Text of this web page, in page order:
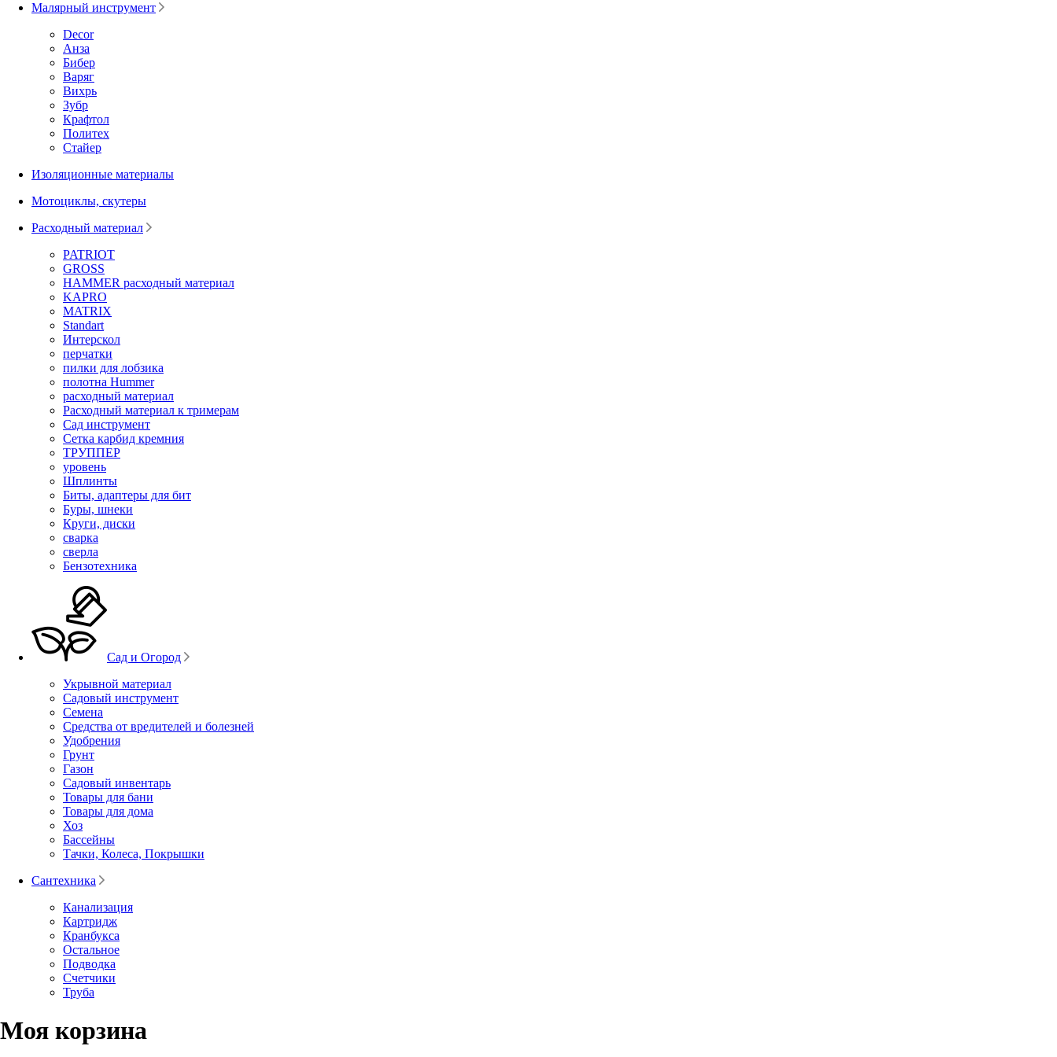
Малярный инструмент
Decor
Анза
Бибер
Варяг
Вихрь
Зубр
Крафтол
Политех
Стайер
Изоляционные материалы
Мотоциклы, скутеры
Расходный материал
PATRIOT
GROSS
HAMMER расходный материал
KAPRO
MATRIX
Standart
Интерскол
перчатки
пилки для лобзика
полотна Hummer
расходный материал
Расходный материал к тримерам
Сад инструмент
Сетка карбид кремния
ТРУППЕР
уровень
Шплинты
Биты, адаптеры для бит
Буры, шнеки
Круги, диски
сварка
сверла
Бензотехника
Сад и Огород
Укрывной материал
Садовый инструмент
Семена
Средства от вредителей и болезней
Удобрения
Грунт
Газон
Садовый инвентарь
Товары для бани
Товары для дома
Хоз
Бассейны
Тачки, Колеса, Покрышки
Сантехника
Канализация
Картридж
Кранбукса
Остальное
Подводка
Счетчики
Труба
Моя корзина